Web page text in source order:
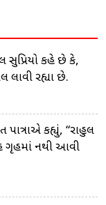
સુપ્રિયો કહે છે કે,
લાવી રહ્યા છે.
કહ્યું, “રાહુલ
ગૃહમાં નથી આવી